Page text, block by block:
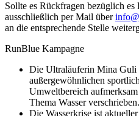
Sollte es Rückfragen bezüglich
ausschließlich per Mail über
an die entsprechende Stelle
RunBlue Kampagne
Die Ultraläuferin Mina Guli
außergewöhnlichen
Umweltbereich
Thema Wasser verschrieben.
Die Wasserkrise ist